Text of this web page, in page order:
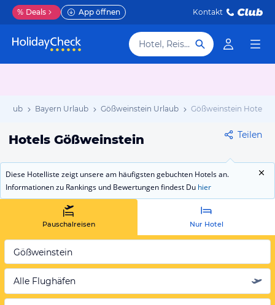
% Deals App öffnen Kontakt
Hotel, Reiseziel
Bayern Urlaub Gößweinstein Urlaub Gößweinstein Hotels
Hotels Gößweinstein Teilen
Diese Hotelliste zeigt unsere am häufigsten gebuchten Hotels an.
Informationen zu Rankings und Bewertungen findest Du hier
Pauschalreisen Nur Hotel
Gößweinstein
Alle Flughäfen